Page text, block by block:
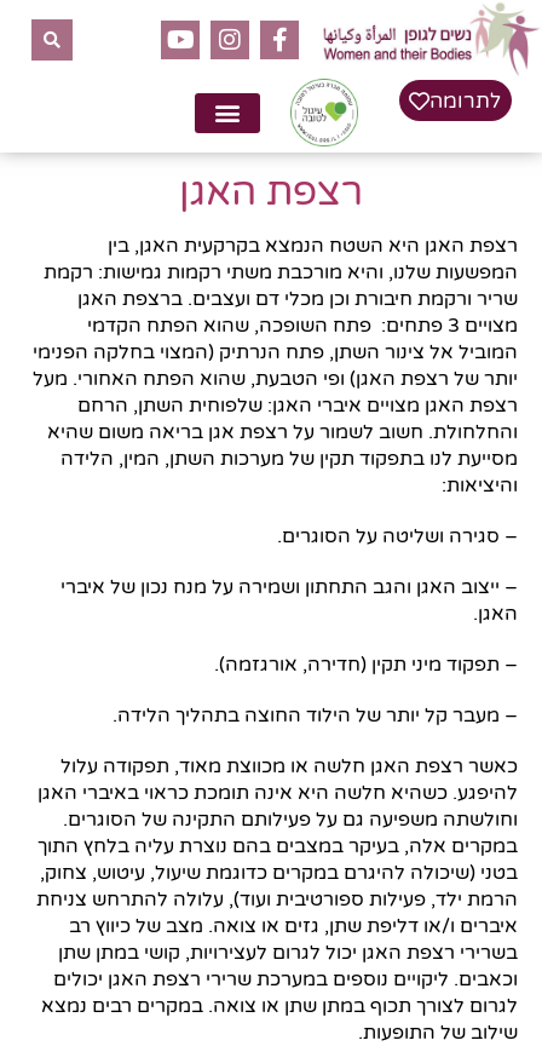
לתוכן
לתרומה
רצפת האגן
רצפת האגן היא השטח הנמצא בקרקעית האגן, בין
המפשעות שלנו, והיא מורכבת משתי רקמות גמישות: רקמת
שריר ורקמת חיבורת וכן מכלי דם ועצבים. ברצפת האגן
מצויים 3 פתחים: פתח השופכה, שהוא הפתח הקדמי
המוביל אל צינור השתן, פתח הנרתיק (המצוי בחלקה הפנימי
יותר של רצפת האגן) ופי הטבעת, שהוא הפתח האחורי. מעל
רצפת האגן מצויים איברי האגן: שלפוחית השתן, הרחם
והחלחולת. חשוב לשמור על רצפת אגן בריאה משום שהיא
מסייעת לנו בתפקוד תקין של מערכות השתן, המין, הלידה
והיציאות:
– סגירה ושליטה על הסוגרים.
– ייצוב האגן והגב התחתון ושמירה על מנח נכון של איברי
האגן.
– תפקוד מיני תקין (חדירה, אורגזמה).
– מעבר קל יותר של הילוד החוצה בתהליך הלידה.
כאשר רצפת האגן חלשה או מכווצת מאוד, תפקודה עלול
להיפגע. כשהיא חלשה היא אינה תומכת כראוי באיברי האגן
וחולשתה משפיעה גם על פעילותם התקינה של הסוגרים.
במקרים אלה, בעיקר במצבים בהם נוצרת עליה בלחץ התוך
בטני (שיכולה להיגרם במקרים כדוגמת שיעול, עיטוש, צחוק,
הרמת ילד, פעילות ספורטיבית ועוד), עלולה להתרחש צניחת
איברים ו/או דליפת שתן, גזים או צואה. מצב של כיווץ רב
בשרירי רצפת האגן יכול לגרום לעצירויות, קושי במתן שתן
וכאבים. ליקויים נוספים במערכת שרירי רצפת האגן יכולים
לגרום לצורך תכוף במתן שתן או צואה. במקרים רבים נמצא
שילוב של התופעות.